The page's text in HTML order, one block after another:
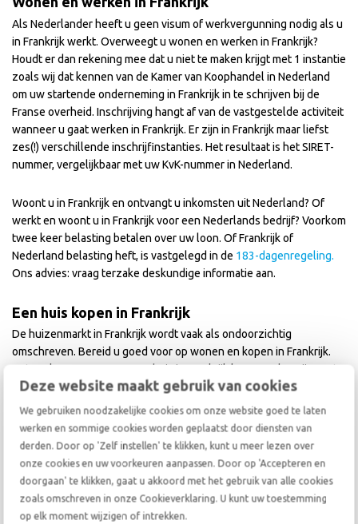
Deze website maakt gebruik van cookies
We gebruiken noodzakelijke cookies om onze website goed te laten
werken en sommige cookies worden geplaatst door diensten van
derden. Door op 'Zelf instellen' te klikken, kunt u meer lezen over
onze cookies en uw voorkeuren aanpassen. Door op 'Accepteren en
doorgaan' te klikken, gaat u akkoord met het gebruik van alle cookies
zoals omschreven in onze Cookieverklaring. U kunt uw toestemming
op elk moment wijzigen of intrekken.
Als Nederlander heeft u geen visum of werkvergunning nodig als u
in Frankrijk werkt. Overweegt u wonen en werken in Frankrijk?
Houdt er dan rekening mee dat u niet te maken krijgt met 1 instantie
zoals wij dat kennen van de Kamer van Koophandel in Nederland
om uw startende onderneming in Frankrijk in te schrijven bij de
Franse overheid. Inschrijving hangt af van de vastgestelde activiteit
wanneer u gaat werken in Frankrijk. Er zijn in Frankrijk maar liefst
zes(!) verschillende inschrijfinstanties. Het resultaat is het SIRET-
nummer, vergelijkbaar met uw KvK-nummer in Nederland.
Woont u in Frankrijk en ontvangt u inkomsten uit Nederland? Of
werkt en woont u in Frankrijk voor een Nederlands bedrijf? Voorkom
twee keer belasting betalen over uw loon. Of Frankrijk of
Nederland belasting heft, is vastgelegd in de 183-dagenregeling.
Ons advies: vraag terzake deskundige informatie aan.
Een huis kopen in Frankrijk
De huizenmarkt in Frankrijk wordt vaak als ondoorzichtig
omschreven. Bereid u goed voor op wonen en kopen in Frankrijk.
Het aankoopproces van een huis in Frankrijk kan complex zijn, met
specifieke regels, eigendomsrechten, belastingen en kosten die
verschillen van die in Nederland. Schakel een makelaar en/of
juridisch adviseur in die hiermee bekend is.
Het Franse aankoopproces is formeel en volgt een aantal vaste
stappen:
Voorcontract: U tekent een voorlopig koopcontract, het